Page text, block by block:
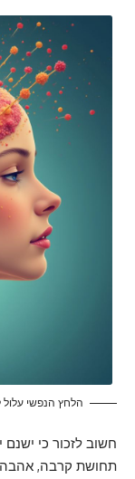
הלחץ הנפשי
חשוב לזכור כי ישנם
תחושת קרבה, אהבה